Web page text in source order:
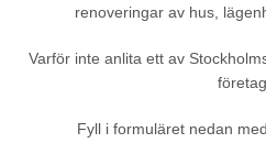
renoveringar av hus,
Varför inte anlita ett av
Fyll i formuläret nedan